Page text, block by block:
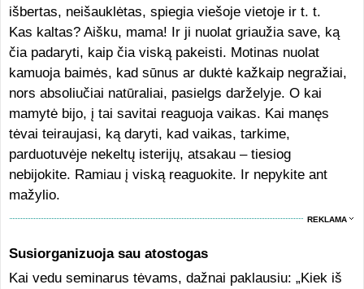
išbertas, neišauklėtas, spiegia viešoje vietoje ir t. t.
Kas kaltas? Aišku, mama! Ir ji nuolat griaužia save, ką
čia padaryti, kaip čia viską pakeisti. Motinas nuolat
kamuoja baimės, kad sūnus ar duktė kažkaip negražiai,
nors absoliučiai natūraliai, pasielgs darželyje. O kai
mamytė bijo, į tai savitai reaguoja vaikas. Kai manęs
tėvai teiraujasi, ką daryti, kad vaikas, tarkime,
parduotuvėje nekeltų isterijų, atsakau – tiesiog
nebijokite. Ramiau į viską reaguokite. Ir nepykite ant
mažylio.
REKLAMA
Susiorganizuoja sau atostogas
Kai vedu seminarus tėvams, dažnai paklausiu: „Kiek iš